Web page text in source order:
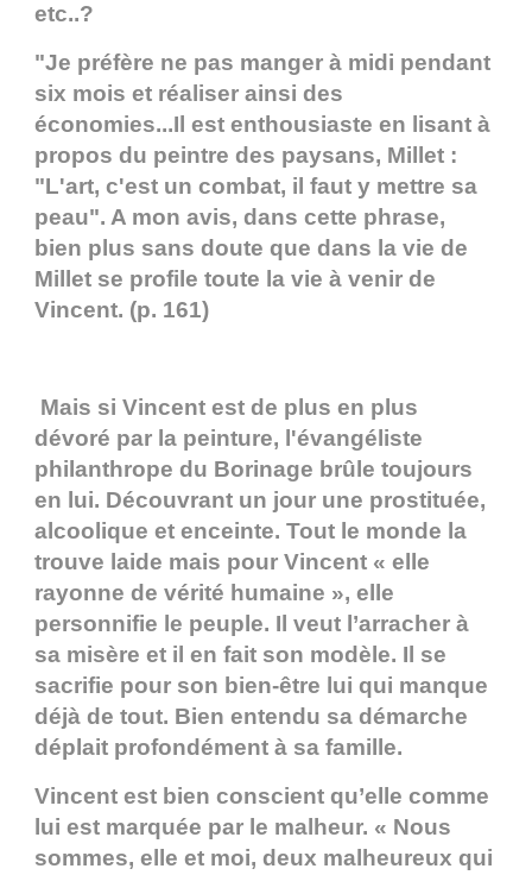
etc..?
"Je préfère ne pas manger à midi pendant
six mois et réaliser ainsi des
économies...Il est enthousiaste en lisant à
propos du peintre des paysans, Millet :
"L'art, c'est un combat, il faut y mettre sa
peau". A mon avis, dans cette phrase,
bien plus sans doute que dans la vie de
Millet se profile toute la vie à venir de
Vincent. (p. 161)
Mais si Vincent est de plus en plus
dévoré par la peinture, l'évangéliste
philanthrope du Borinage brûle toujours
en lui. Découvrant un jour une prostituée,
alcoolique et enceinte. Tout le monde la
trouve laide mais pour Vincent « elle
rayonne de vérité humaine », elle
personnifie le peuple. Il veut l’arracher à
sa misère et il en fait son modèle. Il se
sacrifie pour son bien-être lui qui manque
déjà de tout. Bien entendu sa démarche
déplait profondément à sa famille.
Vincent est bien conscient qu’elle comme
lui est marquée par le malheur. « Nous
sommes, elle et moi, deux malheureux qui